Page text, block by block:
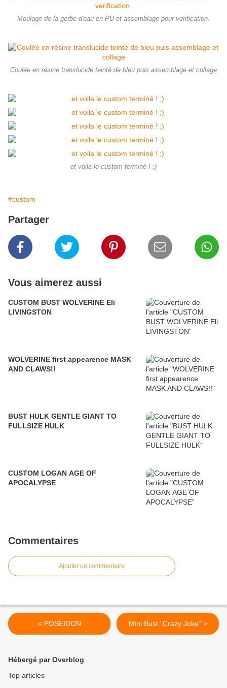
Moulage de la gerbe d'eau en PU et assemblage pour verification.
Coulée en résine translucide teinté de bleu puis assemblage et collage
et voila le custom terminé ! ;)
#custom
Partager
Vous aimerez aussi
CUSTOM BUST WOLVERINE Eli
LIVINGSTON
WOLVERINE first appearence MASK
AND CLAWS!!
BUST HULK GENTLE GIANT TO
FULLSIZE HULK
CUSTOM LOGAN AGE OF
APOCALYPSE
Commentaires
Ajouter un commentaire
< POSEIDON Mini Bust "Crazy Joke" >
Hébergé par Overblog
Top articles